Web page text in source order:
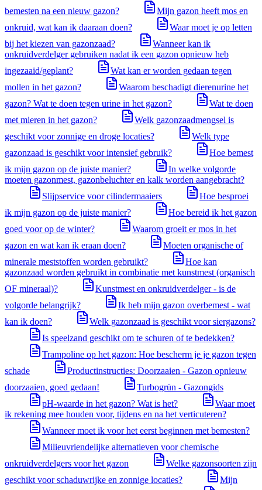
bemesten na een nieuw gazon?
Mijn gazon heeft mos en
onkruid, wat kan ik daaraan doen?
Waar moet je op letten
bij het kiezen van gazonzaad?
Wanneer kan ik
onkruidverdelger gebruiken nadat ik een gazon opnieuw heb
ingezaaid/geplant?
Wat kan er worden gedaan tegen
mollen in het gazon?
Waarom beschadigt dierenurine het
gazon? Wat te doen tegen urine in het gazon?
Wat te doen
met mieren in het gazon?
Welk gazonzaadmengsel is
geschikt voor zonnige en droge locaties?
Welk type
gazonzaad is geschikt voor intensief gebruik?
Hoe bemest
ik mijn gazon op de juiste manier?
In welke volgorde
moeten gazonmest, gazonbeluchter en kalk worden aangebracht?
Slijpservice voor cilindermaaiers
Hoe besproei
ik mijn gazon op de juiste manier?
Hoe bereid ik het gazon
goed voor op de winter?
Waarom groeit er mos in het
gazon en wat kan ik eraan doen?
Moeten organische of
minerale meststoffen worden gebruikt?
Hoe kan
gazonzaad worden gebruikt in combinatie met kunstmest (organisch
OF mineraal)?
Kunstmest en onkruidverdelger - is de
volgorde belangrijk?
Ik heb mijn gazon overbemest - wat
kan ik doen?
Welk gazonzaad is geschikt voor siergazons?
Is speelzand geschikt om te schuren of te bedekken?
Trampoline op het gazon: Hoe bescherm je je gazon tegen
schade
Productinstructies: Doorzaaien - Gazon opnieuw
doorzaaien, goed gedaan!
Turbogrün - Gazongids
pH-waarde in het gazon? Wat is het?
Waar moet
ik rekening mee houden voor, tijdens en na het verticuteren?
Wanneer moet ik voor het eerst beginnen met bemesten?
Milieuvriendelijke alternatieven voor chemische
onkruidverdelgers voor het gazon
Welke gazonsoorten zijn
geschikt voor schaduwrijke en zonnige locaties?
Mijn